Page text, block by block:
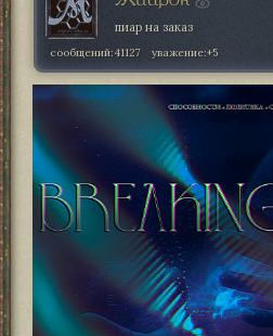
пиар на заказ
сообщений:41127 уважение:+5